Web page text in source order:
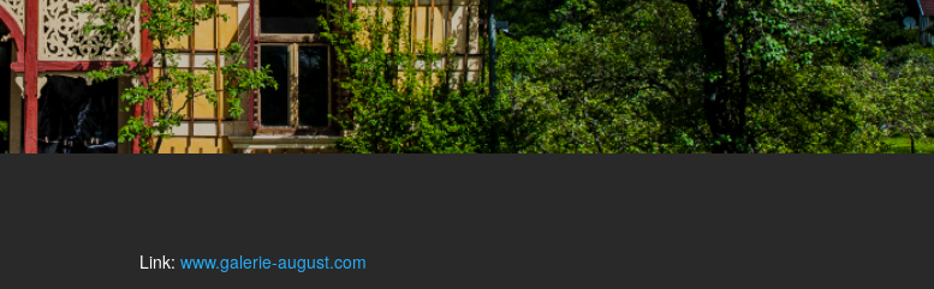
Link: www.galerie-august.com